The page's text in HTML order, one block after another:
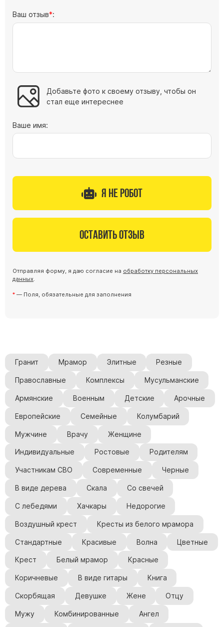
Ваш отзыв :
Добавьте фото к своему отзыву, чтобы он
стал еще интереснее
Ваше имя:
Я не робот
Оставить отзыв
Отправляя форму, я даю согласие на обработку персональных
данных
— Поля, обязательные для заполнения
Гранит Мрамор Элитные Резные
Православные Комплексы Мусульманские
Армянские Военным Детские Арочные
Европейские Семейные Колумбарий
Мужчине Врачу Женщине
Индивидуальные Ростовые Родителям
Участникам СВО Современные Черные
В виде дерева Скала Со свечей
С лебедями Хачкары Недорогие
Воздушный крест Кресты из белого мрамора
Стандартные Красивые Волна Цветные
Крест Белый мрамор Красные
Коричневые В виде гитары Книга
Скорбящая Девушке Жене Отцу
Мужу Комбинированные Ангел